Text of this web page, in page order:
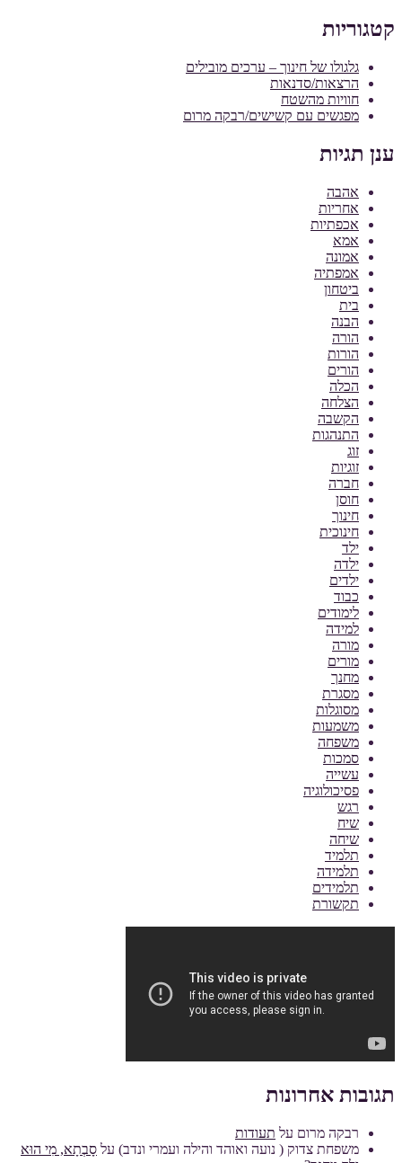
קטגוריות
גלגולו של חינוך – ערכים מובילים
הרצאות/סדנאות
חוויות מהשטח
מפגשים עם קשישים/רבקה מרום
ענן תגיות
אהבה
אחריות
אכפתיות
אמא
אמונה
אמפתיה
ביטחון
בית
הבנה
הורה
הורות
הורים
הכלה
הצלחה
הקשבה
התנהגות
זוג
זוגיות
חברה
חוסן
חינוך
חינוכית
ילד
ילדה
ילדים
כבוד
לימודים
למידה
מורה
מורים
מחנך
מסגרת
מסוגלות
משמעות
משפחה
סמכות
עשייה
פסיכולוגיה
רגש
שיח
שיחה
תלמיד
תלמידה
תלמידים
תקשורת
תגובות אחרונות
רבקה מרום על תעודות
משפחת צדוק ( נועה ואוהד והילה ועמרי ונדב) על סָבְתָא, מִי הוּא